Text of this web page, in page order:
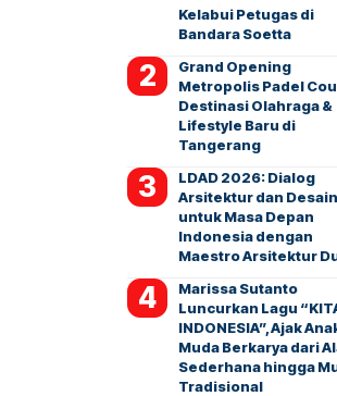
Kelabui Petugas di
Bandara Soetta
Grand Opening
Metropolis Padel
Destinasi Olahraga &
Lifestyle Baru di
Tangerang
LDAD 2026: Dialog
Arsitektur dan Desain
untuk Masa Depan
Indonesia dengan
Maestro Arsitektur
Marissa Sutanto
Luncurkan Lagu
INDONESIA”, Ajak
Muda Berkarya dari
Sederhana hingga
Tradisional